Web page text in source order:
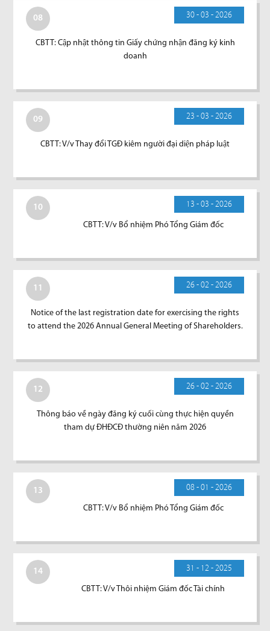
08 30 - 03 - 2026
CBTT: Cập nhật thông tin Giấy chứng nhận đăng ký kinh
doanh
09 23 - 03 - 2026
CBTT: V/v Thay đổi TGĐ kiêm người đại diện pháp luật
10 13 - 03 - 2026
CBTT: V/v Bổ nhiệm Phó Tổng Giám đốc
11 26 - 02 - 2026
Notice of the last registration date for exercising the rights
to attend the 2026 Annual General Meeting of Shareholders.
12 26 - 02 - 2026
Thông báo về ngày đăng ký cuối cùng thực hiện quyền
tham dự ĐHĐCĐ thường niên năm 2026
13 08 - 01 - 2026
CBTT: V/v Bổ nhiệm Phó Tổng Giám đốc
14 31 - 12 - 2025
CBTT: V/v Thôi nhiệm Giám đốc Tài chính